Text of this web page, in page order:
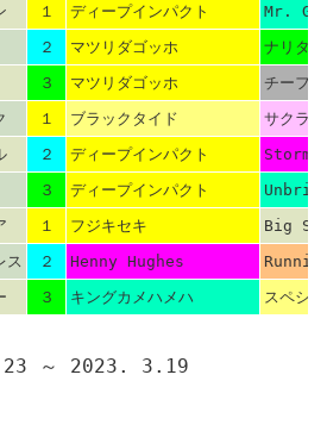
１ ディープインパクト
Mr.
２ マツリダゴッホ
ナリタ
３ マツリダゴッホ
チーフ
１ ブラックタイド
サクラ
２ ディープインパクト
Storm
３ ディープインパクト
１ フジキセキ
Big
ス ２ Henny Hughes
３ キングカメハメハ スペシ
～ 2023. 3.19